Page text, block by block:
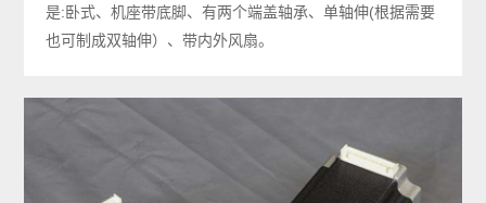
是:卧式、机座带底脚、有两个端盖轴承、单轴伸(根据需要
也可制成双轴伸）、带内外风扇。